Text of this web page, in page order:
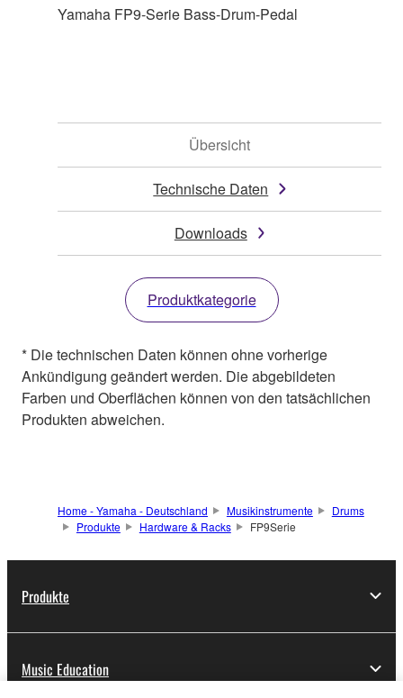
Yamaha FP9-Serie Bass-Drum-Pedal
Übersicht
Technische Daten
Downloads
Produktkategorie
* Die technischen Daten können ohne vorherige
Ankündigung geändert werden. Die abgebildeten
Farben und Oberflächen können von den tatsächlichen
Produkten abweichen.
Home - Yamaha - Deutschland Musikinstrumente
Drums
Produkte
Hardware & Racks FP9Serie
Produkte
Music Education